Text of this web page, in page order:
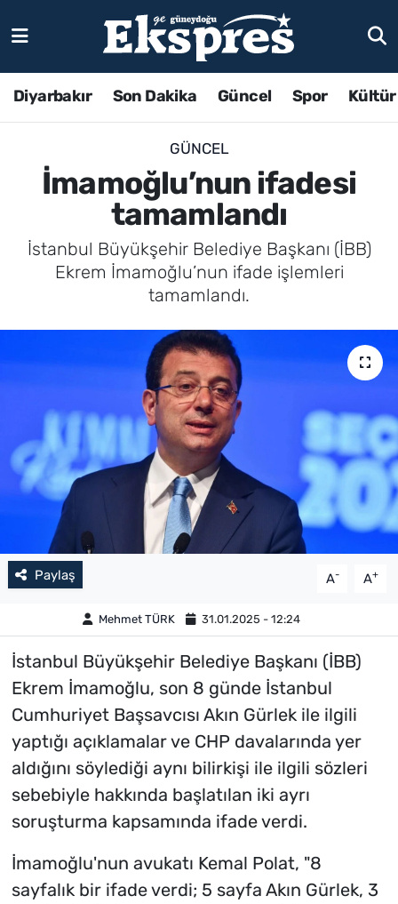
Diyarbakır Son Dakika Güncel Spor
GÜNCEL
İmamoğlu’nun ifadesi
tamamlandı
İstanbul Büyükşehir Belediye Başkanı (İBB)
Ekrem İmamoğlu’nun ifade işlemleri
tamamlandı.
Paylaş A- A+
Mehmet TÜRK 31.01.2025 - 12:24
İstanbul Büyükşehir Belediye Başkanı (İBB)
Ekrem İmamoğlu, son 8 günde İstanbul
Cumhuriyet Başsavcısı Akın Gürlek ile ilgili
yaptığı açıklamalar ve CHP davalarında yer
aldığını söylediği aynı bilirkişi ile ilgili sözleri
sebebiyle hakkında başlatılan iki ayrı
soruşturma kapsamında ifade verdi.
İmamoğlu'nun avukatı Kemal Polat, "8
sayfalık bir ifade verdi; 5 sayfa Akın Gürlek, 3